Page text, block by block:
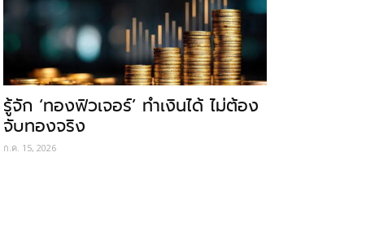
รู้จัก ‘ทองฟิวเจอร์’ ทำเงินได้ ไม่ต้อง
จับทองจริง
ก.ค. 15, 2026